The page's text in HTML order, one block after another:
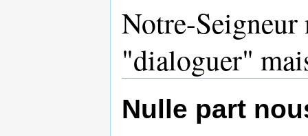
Notre-Seigneur
"dialoguer"
Nulle part